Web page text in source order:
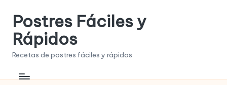
Saltar
contenido
Postres Fáciles y
Rápidos
Recetas de postres fáciles y rápidos